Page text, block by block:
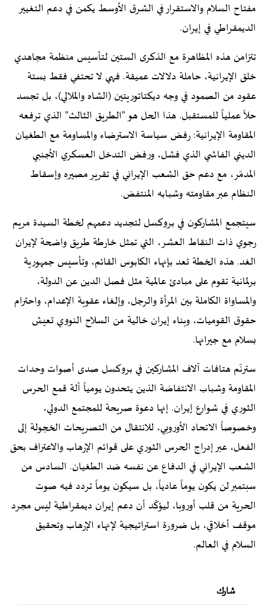
مفتاح السلام والاستقرار في الشرق الأوسط يكمن في دعم التغيير
الديمقراطي في إيران.
تتزامن هذه المظاهرة مع الذكرى الستين لتأسيس منظمة مجاهدي
خلق الإيرانية، حاملة دلالات عميقة. فهي لا تحتفي فقط بستة
عقود من الصمود في وجه ديكتاتوريتين (الشاه والملالي)، بل تجسد
حلاً عملياً للمستقبل. هذا الحل هو "الطريق الثالث" الذي ترفعه
المقاومة الإيرانية: رفض سياسة الاسترضاء والمساومة مع الطغيان
الديني الفاشي الذي فشل، ورفض التدخل العسكري الأجنبي
المدمّر، مع دعم حق الشعب الإيراني في تقرير مصيره وإسقاط
النظام عبر مقاومته وشبابه المنتفض.
سيتجمع المشاركون في بروكسل لتجديد دعمهم لخطة السيدة مريم
رجوي ذات النقاط العشر، التي تمثل خارطة طريق واضحة لإيران
الغد. هذه الخطة تعد بإنهاء الكابوس القائم، وتأسيس جمهورية
برلمانية تقوم على مبادئ عالمية مثل فصل الدين عن الدولة،
والمساواة الكاملة بين المرأة والرجل، وإلغاء عقوبة الإعدام، واحترام
حقوق القوميات، وبناء إيران خالية من السلاح النووي تعيش
بسلام مع جيرانها.
سترنّم هتافات آلاف المشاركين في بروكسل صدى أصوات وحدات
المقاومة وشباب الانتفاضة الذين يتحدون يومياً آلة قمع الحرس
الثوري في شوارع إيران. إنها دعوة صريحة للمجتمع الدولي،
وخصوصاً الاتحاد الأوروبي، للانتقال من التصريحات الخجولة إلى
الفعل، عبر إدراج الحرس الثوري على قوائم الإرهاب والاعتراف بحق
الشعب الإيراني في الدفاع عن نفسه ضد الطغيان. السادس من
سبتمبر لن يكون يوماً عادياً، بل سيكون يوماً تردد فيه صوت
الحرية من قلب أوروبا، ليؤكّد أن دعم إيران ديمقراطية ليس مجرد
موقف أخلاقي، بل ضرورة استراتيجية لإنهاء الإرهاب وتحقيق
السلام في العالم.
شارك